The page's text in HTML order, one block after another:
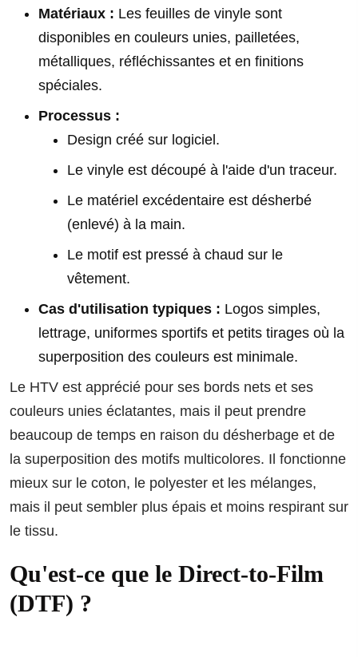
Matériaux : Les feuilles de vinyle sont
disponibles en couleurs unies, pailletées,
métalliques, réfléchissantes et en finitions
spéciales.
Processus :
Design créé sur logiciel.
Le vinyle est découpé à l'aide d'un traceur.
Le matériel excédentaire est désherbé
(enlevé) à la main.
Le motif est pressé à chaud sur le
vêtement.
Cas d'utilisation typiques : Logos simples,
lettrage, uniformes sportifs et petits tirages où la
superposition des couleurs est minimale.
Le HTV est apprécié pour ses bords nets et ses
couleurs unies éclatantes, mais il peut prendre
beaucoup de temps en raison du désherbage et de
la superposition des motifs multicolores. Il fonctionne
mieux sur le coton, le polyester et les mélanges,
mais il peut sembler plus épais et moins respirant sur
le tissu.
Qu'est-ce que le Direct-to-Film
(DTF) ?